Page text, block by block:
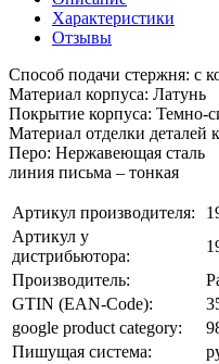
Характеристики
Отзывы
Способ подачи стержня: с
Материал корпуса: Латунь
Покрытие корпуса: Темно-
Материал отделки деталей
Перо: Нержавеющая сталь
линия письма – тонкая
Артикул производителя:
Артикул у
дистрибьютора:
Производитель:
GTIN (EAN-Code):
google product category:
Пишущая система: